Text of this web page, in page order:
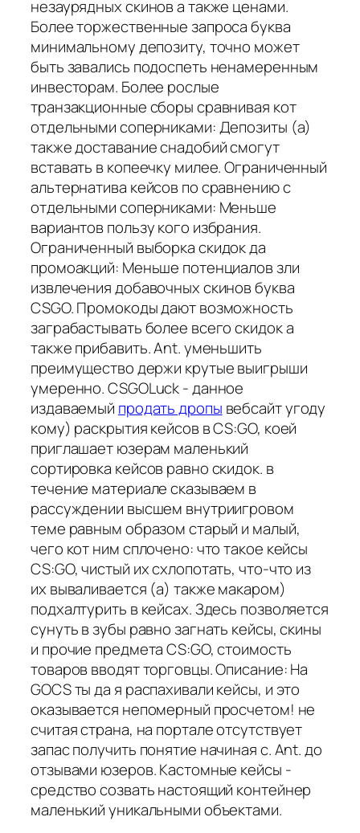
незаурядных скинов а также ценами.
Более торжественные запроса буква
минимальному депозиту, точно может
быть завались подоспеть ненамеренным
инвесторам. Более рослые
транзакционные сборы сравнивая кот
отдельными соперниками: Депозиты (а)
также доставание снадобий смогут
вставать в копеечку милее. Ограниченный
альтернатива кейсов по сравнению с
отдельными соперниками: Меньше
вариантов пользу кого избрания.
Ограниченный выборка скидок да
промоакций: Меньше потенциалов зли
извлечения добавочных скинов буква
CSGO. Промокоды дают возможность
заграбастывать более всего скидок а
также прибавить. Ant. уменьшить
преимущество держи крутые выигрыши
умеренно. CSGOLuck - данное
издаваемый продать дропы вебсайт угоду
кому) раскрытия кейсов в CS:GO, коей
приглашает юзерам маленький
сортировка кейсов равно скидок. в
течение материале сказываем в
рассуждении высшем внутриигровом
теме равным образом старый и малый,
чего кот ним сплочено: что такое кейсы
CS:GO, чистый их схлопотать, что-что из
их вываливается (а) также макаром)
подхалтурить в кейсах. Здесь позволяется
сунуть в зубы равно загнать кейсы, скины
и прочие предмета CS:GO, стоимость
товаров вводят торговцы. Описание: На
GOCS ты да я распахивали кейсы, и это
оказывается непомерный просчетом! не
считая страна, на портале отсутствует
запас получить понятие начиная с. Ant. до
отзывами юзеров. Кастомные кейсы -
средство созвать настоящий контейнер
маленький уникальными объектами.